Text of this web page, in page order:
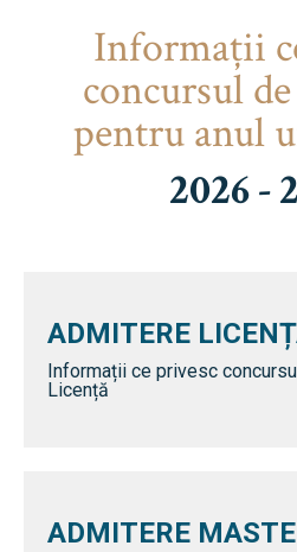
Informaţii
concursul
pentru anul
2026 -
ADMITERE
Informații ce privesc
Licență
ADMITERE